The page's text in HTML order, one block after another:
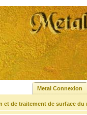
Metal Connexion
et de traitement de surface du